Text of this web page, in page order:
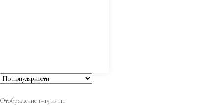
Отображение 1–15 из 111